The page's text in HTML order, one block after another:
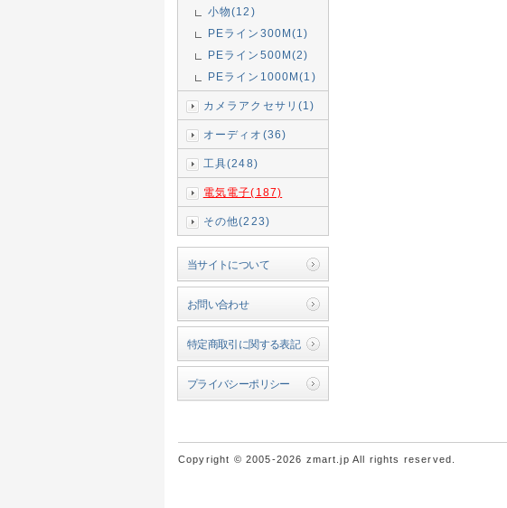
小物(12)
PEライン300M(1)
PEライン500M(2)
PEライン1000M(1)
カメラアクセサリ(1)
オーディオ(36)
工具(248)
電気電子(187)
その他(223)
当サイトについて
お問い合わせ
特定商取引に関する表記
プライバシーポリシー
Copyright © 2005-2026 zmart.jp All rights reserved.